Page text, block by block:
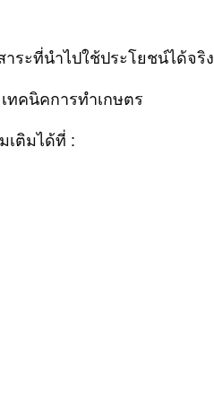
ระที่นำไปใช้ประโยชน์ได้จริง
ทคนิคการทำเกษตร
เติมได้ที่ :